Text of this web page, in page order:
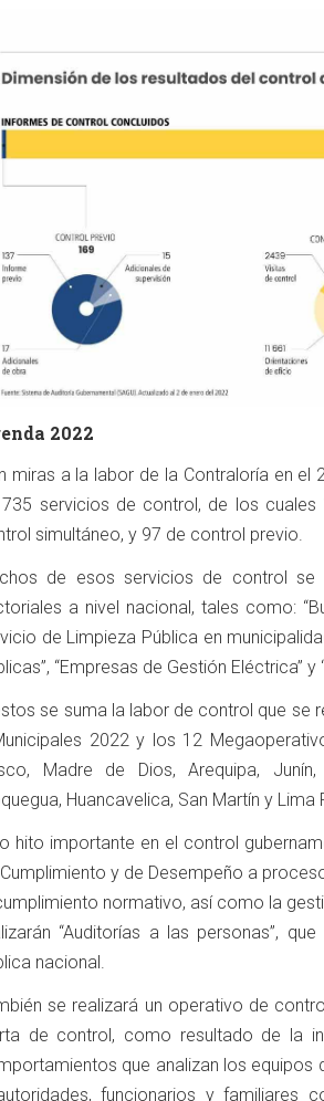
2022
miras a la labor de la Contraloría en el
servicios de control, de los
simultáneo, y 97 de control previo.
de esos servicios de control
a nivel nacional, tales como:
de Limpieza Pública en
“Empresas de Gestión Eléctrica”
se suma la labor de control que se
2022 y los 12
Madre de Dios, Arequipa,
Huancavelica, San Martín y Lima
hito importante en el control
y de Desempeño a
normativo, así como la
“Auditorías a las personas”,
nacional.
se realizará un operativo de
de control, como resultado de la
que analizan los
funcionarios y familiares